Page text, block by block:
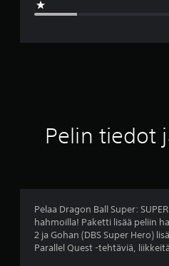
Pelin tiedot
Pelaa Dragon Ball Super:
hahmoilla! Paketti lisää peliin
2 ja Gohan (DBS Super Hero)
Parallel Quest -tehtäviä,